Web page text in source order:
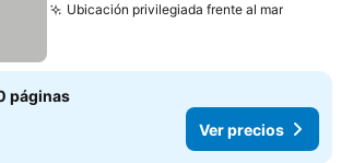
Ubicación privilegiada frente al marVer
páginas
Ver precios